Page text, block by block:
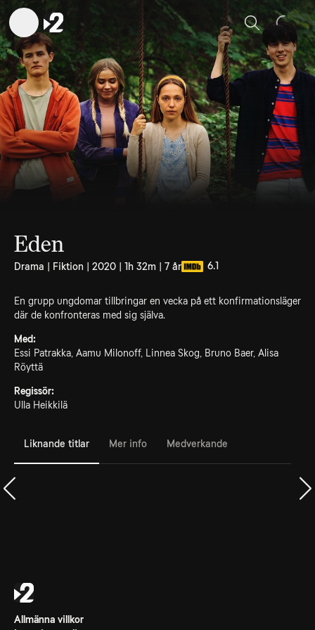
Sök
Eden
Drama | Fiktion | 2020 | 1h 32m | 7 år 6.1
En grupp ungdomar tillbringar en vecka på ett konfirmationsläger
där de konfronteras med sig själva.
Med:
Essi Patrakka, Aamu Milonoff, Linnea Skog, Bruno Baer, Alisa
Röyttä
Regissör:
Ulla Heikkilä
Liknande titlar Mer info Medverkande
Allmänna villkor